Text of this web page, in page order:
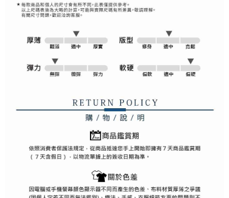
3. 完全なユーザーサービス規約については、以下のリンクを参照してくだ
さい：https://oppay.tw/userRule
三、利用規約「AFTEE代金後払い」（以下当サービスという）はネットプ
ます。当サービスご利用の際に提供しなければならない個人情報（注文者
の氏名、電話番号、受取人の氏名、電話番号、受取人住所を含むがこれに
す。AFTEEの個人情報の収集、処理、利用について、詳細はAFTEE公式ホ
ームページの『個人情報の収集、処理及び利用に関する声明』をご参照く
AFTEEの初回ご利用の際に、審査を通過すれば、最高額がNT$10,000にな
ります。支払い期限を過ぎた場合、その金額に基づいて年利20%の遅延滞
納金が加算されます。未成年の利用者は、事前に法定代理人または後見人
の同意を得ればAFTEEをご利用いただけます。
個人情報の処理、利用について疑問がある、または関連する法律の権利を
行使したい場合は、ネットプロテクションズcs_tw@netprotections.co.jp
てAFTEEにご提供いただく、またはAFTEEにあなたの個人情報の収集、処
理、利用を許可することににご同意いただけない場合は、当サービスを選
択しないでください。
宅配
送料無料
離島宅配